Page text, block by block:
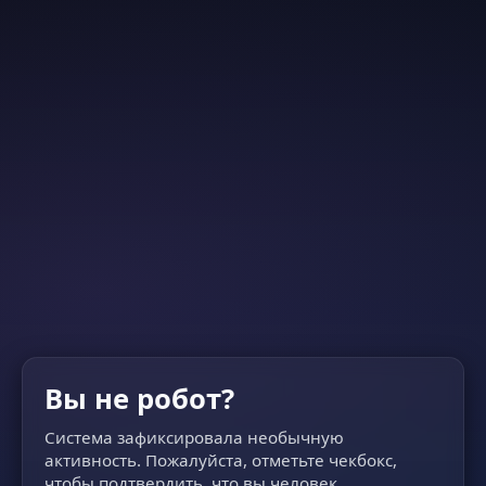
Вы не робот?
Система зафиксировала необычную
активность. Пожалуйста, отметьте чекбокс,